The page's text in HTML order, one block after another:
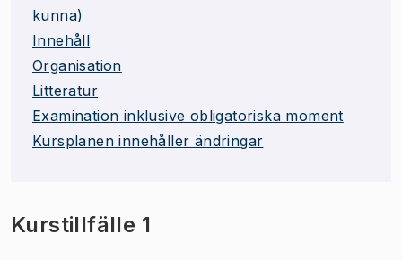
kunna)
Innehåll
Organisation
Litteratur
Examination inklusive obligatoriska moment
Kursplanen innehåller ändringar
Kurstillfälle 1